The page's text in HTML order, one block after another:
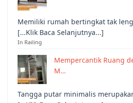
Memiliki rumah bertingkat tak
[...Klik Baca Selanjutnya...]
In Railing
Mempercantik Ruang
M…
Tangga putar minimalis